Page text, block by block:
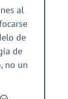
al
de
de
no un